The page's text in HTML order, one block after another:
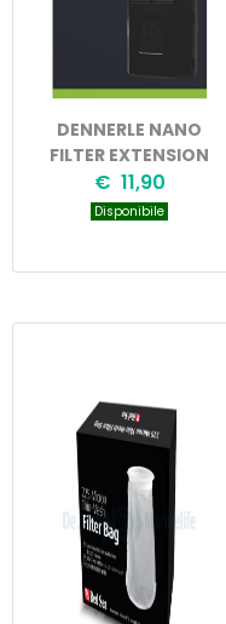
DENNERLE NANO
FILTER EXTENSION
€ 11,90
Disponibile